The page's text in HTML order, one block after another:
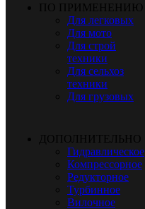
ПО ПРИМЕНЕНИЮ
Для легковых
Для мото
Для строй
техники
Для сельхоз
техники
Для грузовых
ДОПОЛНИТЕЛЬНО
Гидравлическое
Компрессорное
Редукторное
Турбинное
Вилочное